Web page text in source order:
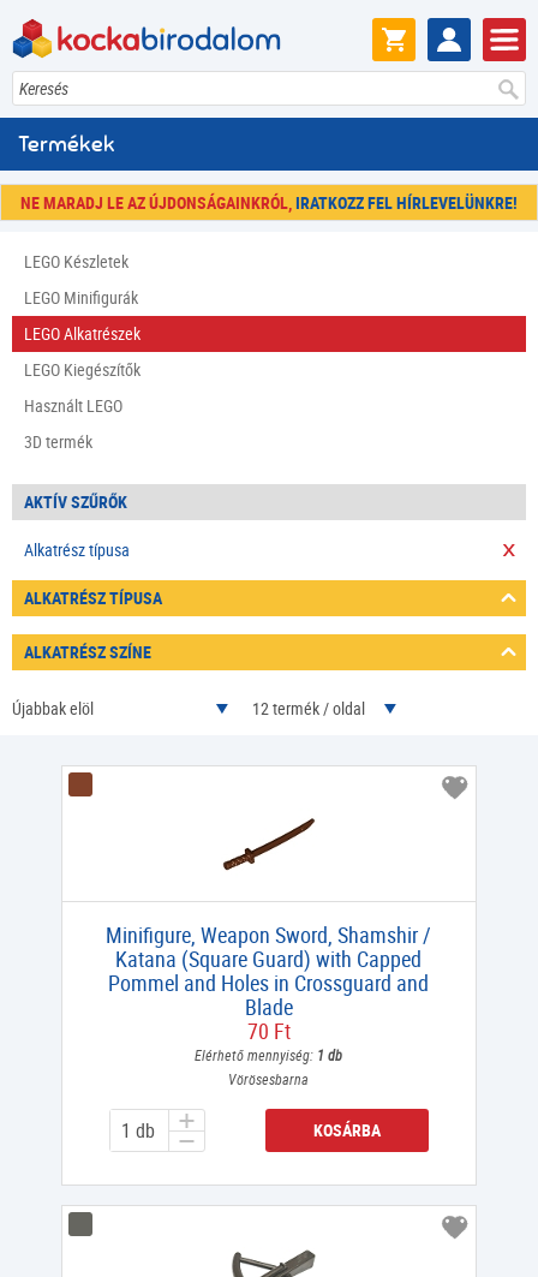
Keresés
Termékek
NE MARADJ LE AZ ÚJDONSÁGAINKRÓL, IRATKOZZ FEL HÍRLEVELÜNKRE!
LEGO Készletek
LEGO Minifigurák
LEGO Alkatrészek
LEGO Kiegészítők
Használt LEGO
3D termék
AKTÍV SZŰRŐK
Alkatrész típusa
ALKATRÉSZ TÍPUSA
ALKATRÉSZ SZÍNE
Újabbak elöl 12 termék / oldal
Minifigure, Weapon Sword, Shamshir /
Katana (Square Guard) with Capped
Pommel and Holes in Crossguard and
Blade
70 Ft
Elérhető mennyiség: 1 db
Vörösesbarna
KOSÁRBA